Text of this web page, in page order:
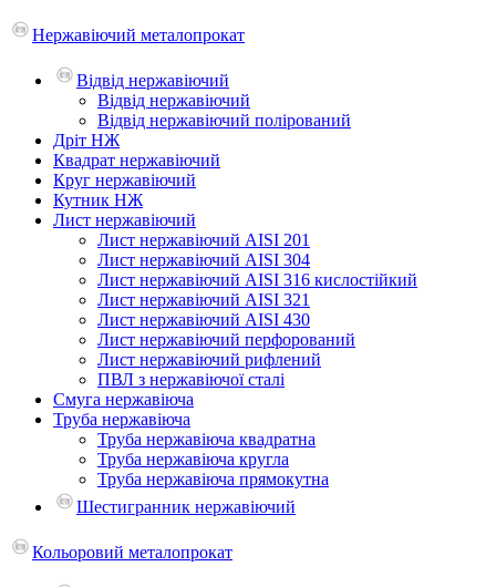
Нержавіючий металопрокат
Відвід нержавіючий
Відвід нержавіючий
Відвід нержавіючий полірований
Дріт НЖ
Квадрат нержавіючий
Круг нержавіючий
Кутник НЖ
Лист нержавіючий
Лист нержавіючий AISI 201
Лист нержавіючий AISI 304
Лист нержавіючий AISI 316 кислостійкий
Лист нержавіючий AISI 321
Лист нержавіючий AISI 430
Лист нержавіючий перфорований
Лист нержавіючий рифлений
ПВЛ з нержавіючої сталі
Смуга нержавіюча
Труба нержавіюча
Труба нержавіюча квадратна
Труба нержавіюча кругла
Труба нержавіюча прямокутна
Шестигранник нержавіючий
Кольоровий металопрокат